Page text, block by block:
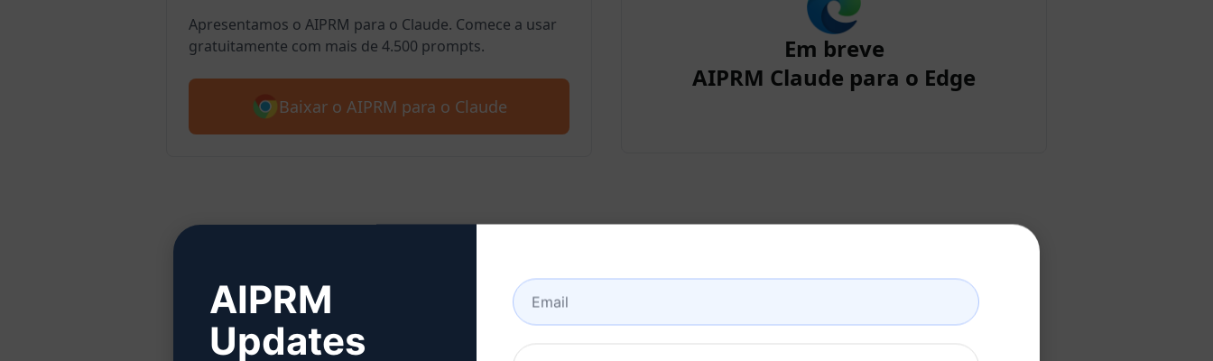
Apresentamos o AIPRM para o Claude. Comece a usar
gratuitamente com mais de 4.500 prompts.
Baixar o AIPRM para o Claude
Em breve
AIPRM Claude para o Edge
Etapa 2: Criar uma conta no Claude
Clique aqui para saber como criar uma conta no Claude
AIPRM
Updates